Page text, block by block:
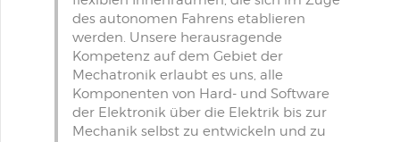
des autonomen Fahrens etablieren
werden. Unsere herausragende
Kompetenz auf dem Gebiet der
Mechatronik erlaubt es uns, alle
Komponenten von Hard- und Software
der Elektronik über die Elektrik bis zur
Mechanik selbst zu entwickeln und zu